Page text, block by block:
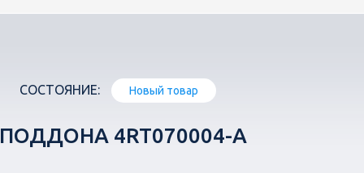
СОСТОЯНИЕ: Новый товар
4RT070004-A